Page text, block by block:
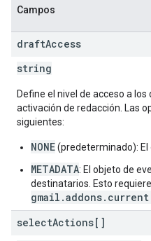
Campos
draftAccess
string
Define el nivel de acceso a
activación de redacción. Las
siguientes:
NONE(predeterminado): El
METADATA: El objeto de
destinatarios. Esto requiere
selectActions[]